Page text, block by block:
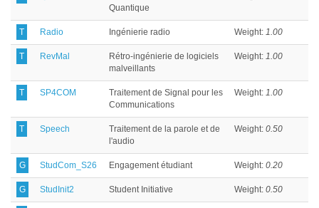
Quantique
T Radio Ingénierie radio Weight: 1.00
T RevMal
Rétro-ingénierie de logiciels
malveillants
Weight: 1.00
T SP4COM
Traitement de Signal pour les
Communications
Weight: 1.00
T Speech
Traitement de la parole et de
l'audio
Weight: 0.50
G StudCom_S26 Engagement étudiant Weight: 0.20
G StudInit2 Student Initiative Weight: 0.50